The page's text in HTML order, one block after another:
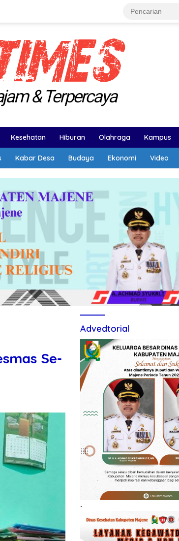
Kesehatan Hiburan Olahraga Kampus
Kabar Desa Budaya Ekonomi Video
Se-
Advedtorial
-